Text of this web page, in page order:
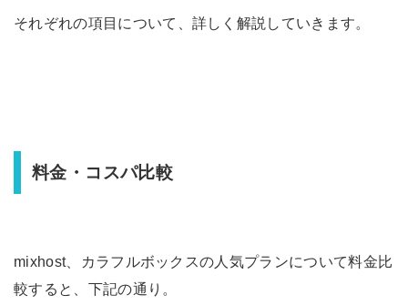
それぞれの項目について、詳しく解説していきます。
料金・コスパ比較
mixhost、カラフルボックスの人気プランについて料金比
較すると、下記の通り。